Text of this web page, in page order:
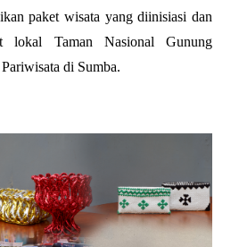
paket wisata yang diinisiasi dan
lokal Taman Nasional Gunung
di Sumba.